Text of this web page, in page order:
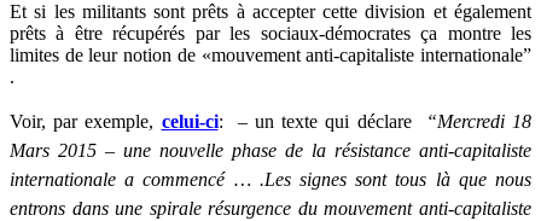
Et si les militants sont prêts à accepter cette division et également
prêts à être récupérés par les sociaux-démocrates ça montre les
limites de leur notion de «mouvement anti-capitaliste internationale”
.
Voir, par exemple, celui-ci: – un texte qui déclare
“Mercredi 18
Mars 2015 – une nouvelle phase de la résistance anti-capitaliste
internationale a commencé … .Les signes sont tous là que nous
entrons dans une spirale résurgence du mouvement anti-capitaliste